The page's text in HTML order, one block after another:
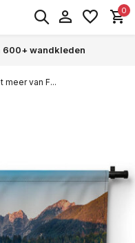
0
600+ wandkleden
meer van F...